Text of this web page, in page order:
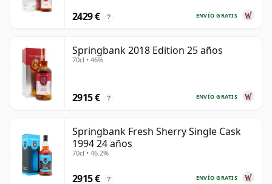
ENVÍO GRATIS
2429 € ?
Springbank 2018 Edition 25 años
70cl • 46%
ENVÍO GRATIS
2915 € ?
Springbank Fresh Sherry Single Cask
1994 24 años
70cl • 46.2%
ENVÍO GRATIS
2915 € ?